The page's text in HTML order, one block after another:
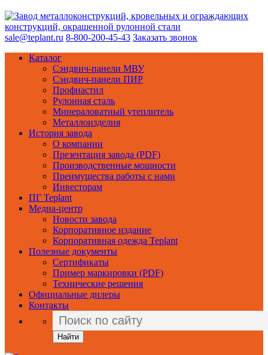
sale@teplant.ru 8-800-200-45-43 Заказать звонок
Каталог
Сэндвич-панели МВУ
Сэндвич-панели ПИР
Профнастил
Рулонная сталь
Минераловатный утеплитель
Металлоизделия
История завода
О компании
Презентация завода (PDF)
Производственные мощности
Преимущества работы с нами
Инвесторам
ПГ Teplant
Медиа-центр
Новости завода
Корпоративное издание
Корпоративная одежда Teplant
Полезные документы
Сертификаты
Пример маркировки (PDF)
Технические решения
Официальные дилеры
Контакты
Найти